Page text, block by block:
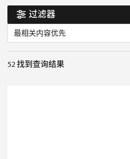
过滤器
最相关内容优先
52 找到查询结果